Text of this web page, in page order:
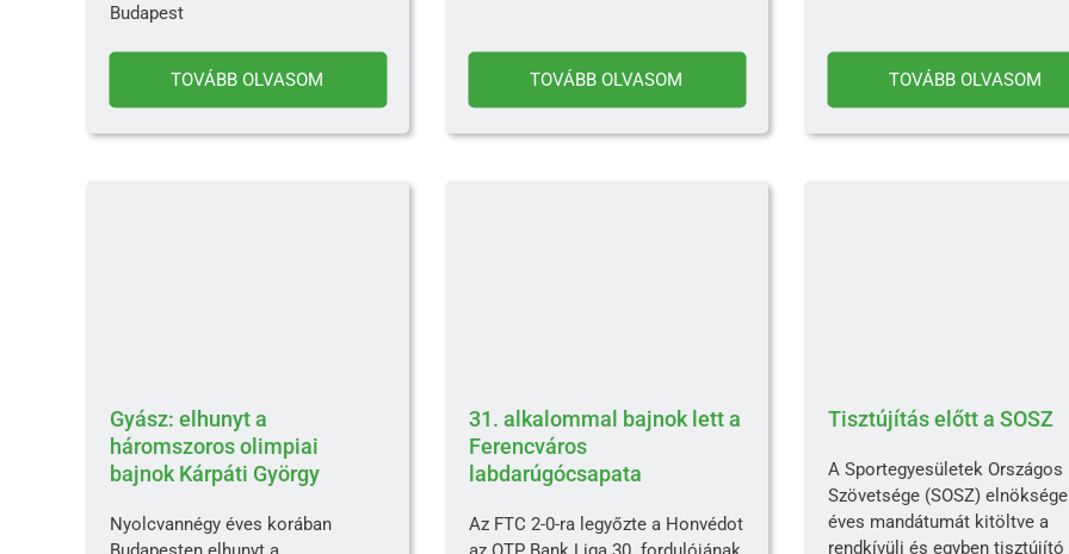
Budapest
TOVÁBB OLVASOM TOVÁBB OLVASOM TOVÁBB OLVASOM
Gyász: elhunyt a
háromszoros olimpiai
bajnok Kárpáti György
Nyolcvannégy éves korában
31. alkalommal bajnok lett a
Ferencváros
labdarúgócsapata
Az FTC 2-0-ra legyőzte a Honvédot
Tisztújítás előtt a SOSZ
A Sportegyesületek Országos
Szövetsége (SOSZ)
éves mandátumát kitöltve a
rendkívüli és egyben tisztújító